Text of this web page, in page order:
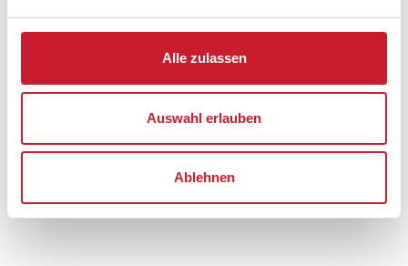
Alle zulassen
Auswahl erlauben
Ablehnen